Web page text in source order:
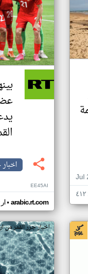
Jul
EE45AI
• arabic.rt.com
اخبار جزر القمر من